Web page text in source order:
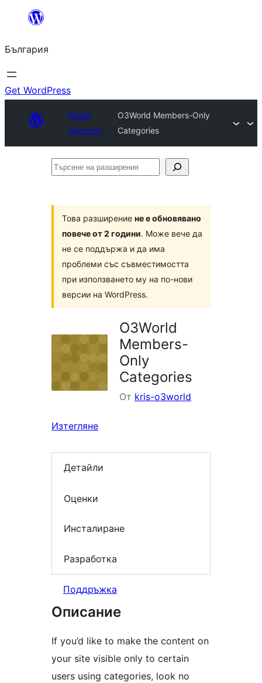
България
Get WordPress
Plugin
Directory
O3World Members-Only
Categories
Търсене
Това разширение не е обновявано
повече от 2 години. Може вече да
не се поддържа и да има
проблеми със съвместимостта
при използването му на по-нови
версии на WordPress.
O3World
Members-
Only
Categories
От kris-o3world
Изтегляне
Детайли
Оценки
Инсталиране
Разработка
Поддръжка
Описание
If you’d like to make the content on
your site visible only to certain
users using categories, look no